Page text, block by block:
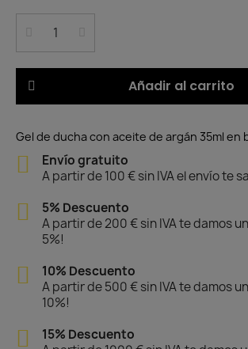
Añadir al carrito
Gel de ducha con aceite de argán 35ml en
Envío gratuito
A partir de 100 € sin IVA el envío te
5% Descuento
A partir de 200 € sin IVA te damos
5%!
10% Descuento
A partir de 500 € sin IVA te damos
10%!
15% Descuento